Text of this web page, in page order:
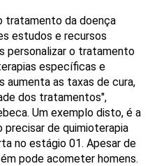
tratamento da doença
estudos e recursos
personalizar o tratamento
específicas e
aumenta as taxas de cura,
dos tratamentos",
Um exemplo disto, é a
precisar de quimioterapia
no estágio 01. Apesar de
pode acometer homens.